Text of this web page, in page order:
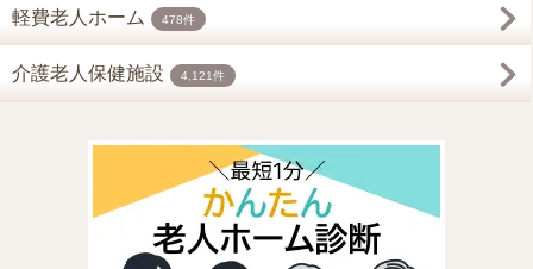
軽費老人ホーム 478件
介護老人保健施設 4,121件